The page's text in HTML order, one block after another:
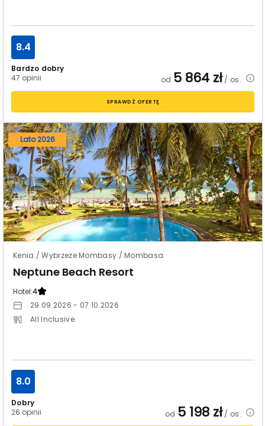
Bardzo dobry
47 opinii
8.4
od 5 864 zł/ os.
SPRAWDŹ OFERTĘ
Lato 2026
Kenia / Wybrzeże Mombasy / Mombasa
Neptune Beach Resort
Hotel:4
29.09.2026 - 07.10.2026
All Inclusive
Dobry
26 opinii
8.0
od 5 198 zł/ os.